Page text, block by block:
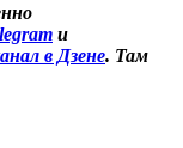
и
в Дзене. Там